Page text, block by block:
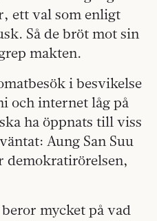
ett val som enligt
Så de bröt mot sin
makten.
i besvikelse
och internet låg på
ha öppnats till viss
Aung San Suu
demokratirörelsen,
mycket på vad